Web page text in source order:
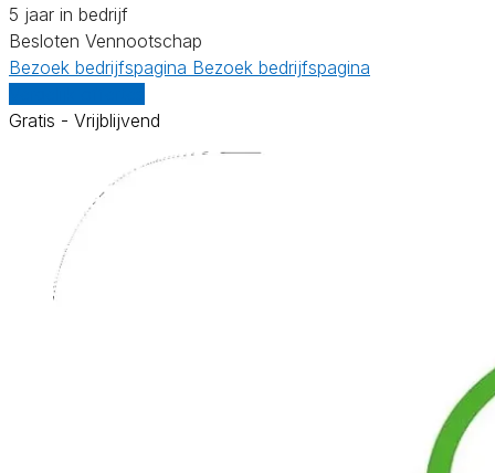
5 jaar in bedrijf
Besloten Vennootschap
Bezoek bedrijfspagina Bezoek bedrijfspagina
Gratis - Vrijblijvend